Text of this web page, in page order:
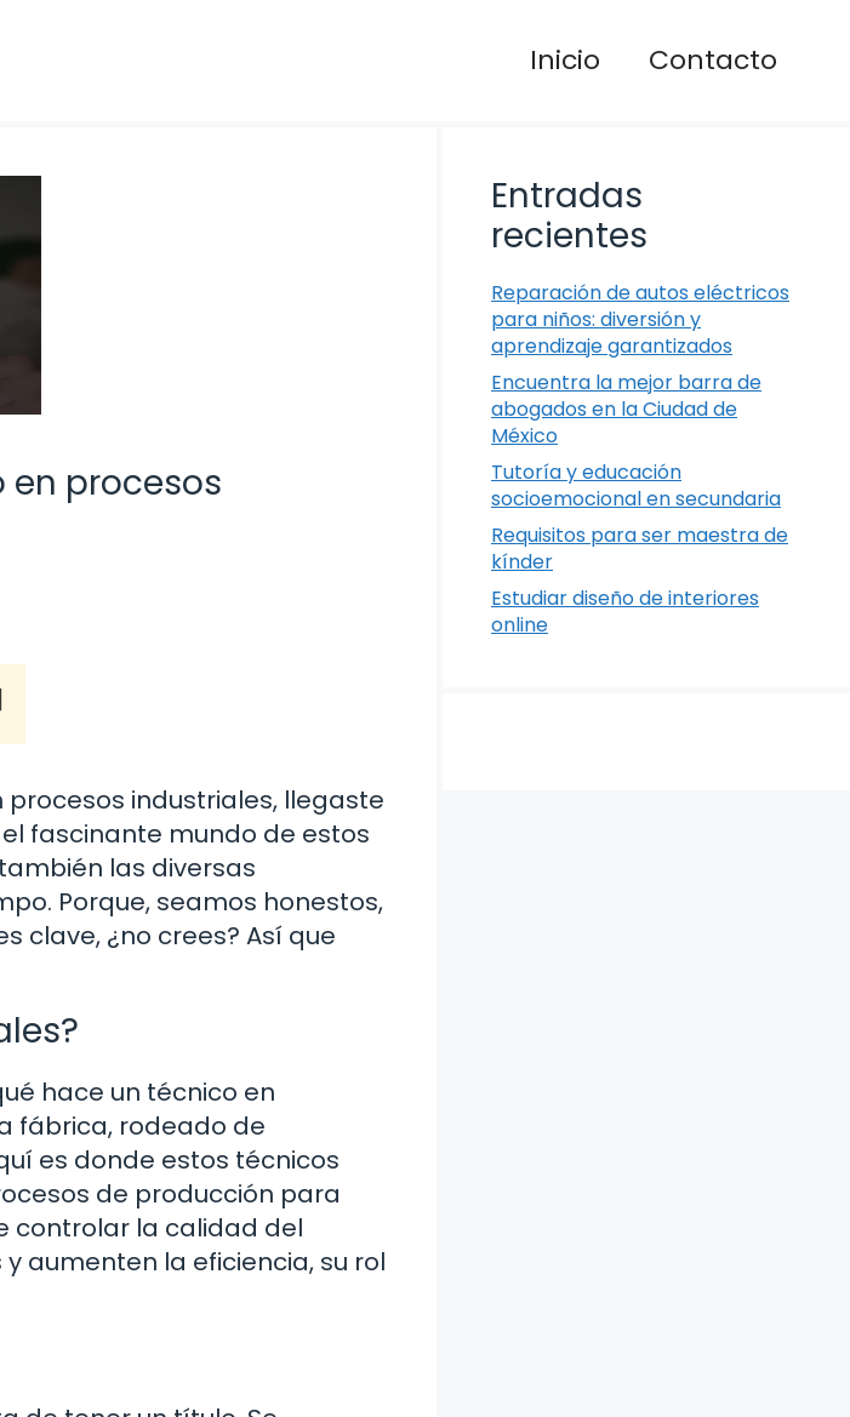
Inicio Contacto
en procesos
industriales, llegaste
fascinante mundo de estos
las diversas
Porque, seamos honestos,
clave, ¿no crees? Así que
hace un técnico en
fábrica, rodeado de
es donde estos técnicos
de producción para
controlar la calidad del
aumenten la eficiencia, su rol
Entradas
recientes
Reparación de autos eléctricos
para niños: diversión y
aprendizaje garantizados
Encuentra la mejor barra de
abogados en la Ciudad de
México
Tutoría y educación
socioemocional en secundaria
Requisitos para ser maestra de
kínder
Estudiar diseño de interiores
online